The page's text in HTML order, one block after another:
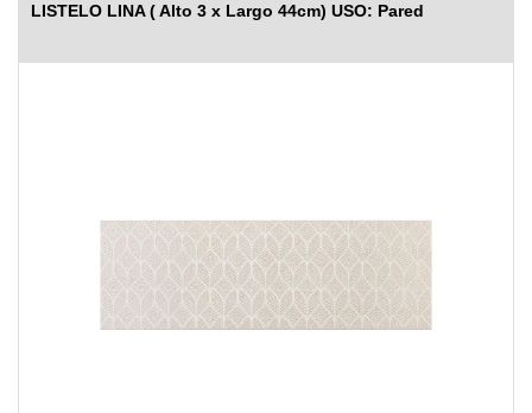
LISTELO LINA ( Alto 3 x Largo 44cm) USO: Pared